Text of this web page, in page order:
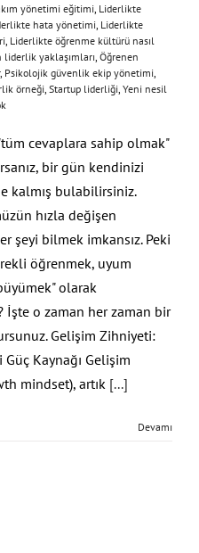
yönetimi eğitimi, Liderlikte
hata yönetimi, Liderlikte
, Liderlikte öğrenme kültürü nasıl
liderlik yaklaşımları, Öğrenen
, Psikolojik güvenlik ekip yönetimi,
örneği, Startup liderliği, Yeni nesil
cevaplara sahip olmak"
bir gün kendinizi
kalmış bulabilirsiniz.
hızla değişen
şeyi bilmek imkansız. Peki
öğrenmek, uyum
olarak
İşte o zaman her zaman bir
Gelişim Zihniyeti:
Kaynağı Gelişim
mindset), artık [...]
Devamı